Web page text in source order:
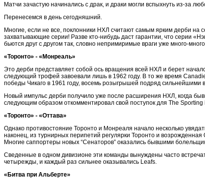
Матчи зачастую начинались с драк, и драки могли вспыхнуть из-за
Перенесемся в день сегодняшний.
Многие, если не все, поклонники НХЛ считают самым ярким дерби на
захватывающие серии! Разве кто-нибудь даст гарантии, что серии
бьются друг с другом так, словно непримиримые враги уже много-
«Торонто» - «Монреаль»
Это дерби представляет собой ось вращения всей НХЛ и берет
следующий трофей завоевали лишь в 1962 году. В то же время
победы Чикаго в 1961 году, восемь розыгрышей подряд сильнейшими
Новый импульс дерби получило уже после расширения НХЛ, когда
следующим образом откомментировал свой поступок для The
«Торонто» - «Оттава»
Однако противостояние Торонто и Монреаля начало несколько
наконец, из турнирных перипетий регулярки Торонто и
Многие саппортеры новых “Сенаторов” оказались бывшими
Сведенные в одном дивизионе эти команды вынуждены часто
четырежды, и каждый раз сильнее оказывались Leafs.
«Битва при Альберте»